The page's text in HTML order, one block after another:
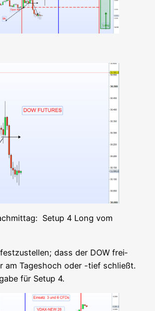
Set­up 4 Long vom
dass der DOW frei­
am Tages­hoch oder -tief schließt.
für Set­up 4.